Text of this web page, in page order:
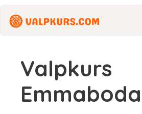
Hoppa
innehåll
Valpkurs
Emmaboda